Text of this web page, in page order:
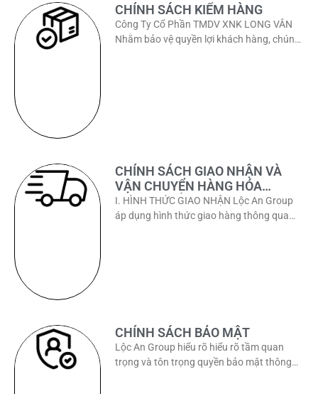
CHÍNH SÁCH KIỂM HÀNG
Công Ty Cổ Phần TMDV XNK LONG VÂN
Nhằm bảo vệ quyền lợi khách hàng, chúng
CHÍNH SÁCH GIAO NHẬN VÀ
VẬN CHUYỂN HÀNG HÓA
(THỰC PHẨM ĐÔNG LẠNH)
I. HÌNH THỨC GIAO NHẬN Lộc An Group
áp dụng hình thức giao hàng thông qua
CHÍNH SÁCH BẢO MẬT
Lộc An Group hiểu rõ hiểu rõ tầm quan
trọng và tôn trọng quyền bảo mật thông